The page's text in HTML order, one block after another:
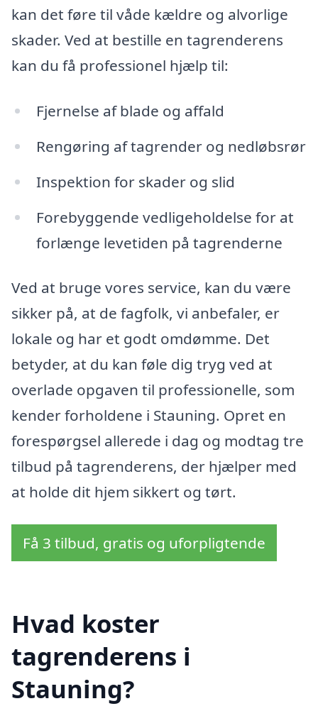
kan det føre til våde kældre og alvorlige
skader. Ved at bestille en tagrenderens
kan du få professionel hjælp til:
Fjernelse af blade og affald
Rengøring af tagrender og nedløbsrør
Inspektion for skader og slid
Forebyggende vedligeholdelse for at
forlænge levetiden på tagrenderne
Ved at bruge vores service, kan du være
sikker på, at de fagfolk, vi anbefaler, er
lokale og har et godt omdømme. Det
betyder, at du kan føle dig tryg ved at
overlade opgaven til professionelle, som
kender forholdene i Stauning. Opret en
forespørgsel allerede i dag og modtag tre
tilbud på tagrenderens, der hjælper med
at holde dit hjem sikkert og tørt.
Få 3 tilbud, gratis og uforpligtende
Hvad koster
tagrenderens i
Stauning?